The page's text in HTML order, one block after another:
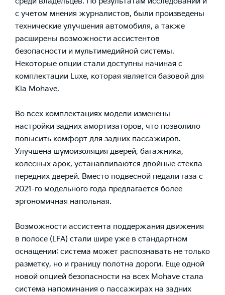
с учетом мнения журналистов, были произведены
технические улучшения автомобиля, а также
расширены возможности ассистентов
безопасности и мультимедийной системы.
Некоторые опции стали доступны начиная с
комплектации Luxe, которая является базовой для
Kia Mohave.
Во всех комплектациях модели изменены
настройки задних амортизаторов, что позволило
повысить комфорт для задних пассажиров.
Улучшена шумоизоляция дверей, багажника,
колесных арок, устанавливаются двойные стекла
передних дверей. Вместо подвесной педали газа с
2021-го модельного года предлагается более
эргономичная напольная.
Возможности ассистента поддержания движения
в полосе (LFA) стали шире уже в стандартном
оснащении: система может распознавать не только
разметку, но и границу полотна дороги. Еще одной
новой опцией безопасности на всех Mohave стала
система напоминания о пассажирах на задних